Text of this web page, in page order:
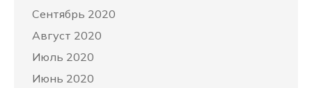
Сентябрь 2020
Август 2020
Июль 2020
Июнь 2020